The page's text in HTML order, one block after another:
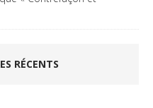
RÉCENTS